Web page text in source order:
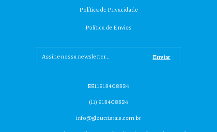
Política de Privacidade
Política de Envios
5511918408834
(11) 918408834
info@gloucristais.com.br